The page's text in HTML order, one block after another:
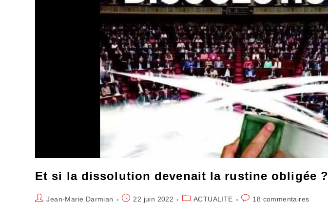
Et si la dissolution devenait la rustine obligée ?
Auteur/autrice
Jean-Marie Darmian
Publication
22 juin 2022
PostACTUALITE
Commentaires
18 commentaires